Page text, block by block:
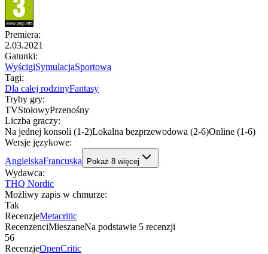
Premiera:
2.03.2021
Gatunki:
WyścigiSymulacjaSportowa
Tagi:
Dla całej rodzinyFantasy
Tryby gry:
TVStołowyPrzenośny
Liczba graczy:
Na jednej konsoli (1-2)Lokalna bezprzewodowa (2-6)Online (1-6)
Wersje językowe:
AngielskaFrancuska Pokaż 8 więcej
Wydawca:
THQ Nordic
Możliwy zapis w chmurze:
Tak
RecenzjeMetacritic
RecenzenciMieszaneNa podstawie 5 recenzji
56
RecenzjeOpenCritic